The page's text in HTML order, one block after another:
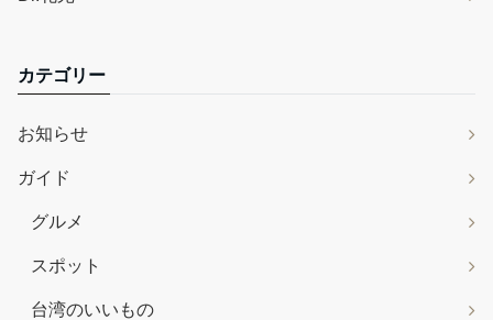
カテゴリー
お知らせ
ガイド
グルメ
スポット
台湾のいいもの